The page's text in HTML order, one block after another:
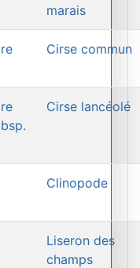
marais
Cirse commun
Cirse lancéolé
Clinopode
Liseron des
champs